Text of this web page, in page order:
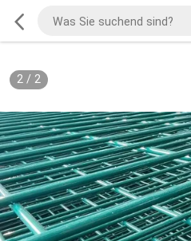
2/ 2